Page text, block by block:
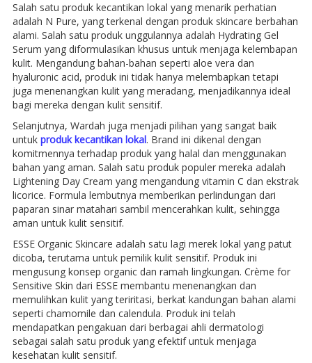
Salah satu produk kecantikan lokal yang menarik perhatian
adalah N Pure, yang terkenal dengan produk skincare berbahan
alami. Salah satu produk unggulannya adalah Hydrating Gel
Serum yang diformulasikan khusus untuk menjaga kelembapan
kulit. Mengandung bahan-bahan seperti aloe vera dan
hyaluronic acid, produk ini tidak hanya melembapkan tetapi
juga menenangkan kulit yang meradang, menjadikannya ideal
bagi mereka dengan kulit sensitif.
Selanjutnya, Wardah juga menjadi pilihan yang sangat baik
untuk produk kecantikan lokal. Brand ini dikenal dengan
komitmennya terhadap produk yang halal dan menggunakan
bahan yang aman. Salah satu produk populer mereka adalah
Lightening Day Cream yang mengandung vitamin C dan ekstrak
licorice. Formula lembutnya memberikan perlindungan dari
paparan sinar matahari sambil mencerahkan kulit, sehingga
aman untuk kulit sensitif.
ESSE Organic Skincare adalah satu lagi merek lokal yang patut
dicoba, terutama untuk pemilik kulit sensitif. Produk ini
mengusung konsep organic dan ramah lingkungan. Crème for
Sensitive Skin dari ESSE membantu menenangkan dan
memulihkan kulit yang teriritasi, berkat kandungan bahan alami
seperti chamomile dan calendula. Produk ini telah
mendapatkan pengakuan dari berbagai ahli dermatologi
sebagai salah satu produk yang efektif untuk menjaga
kesehatan kulit sensitif.